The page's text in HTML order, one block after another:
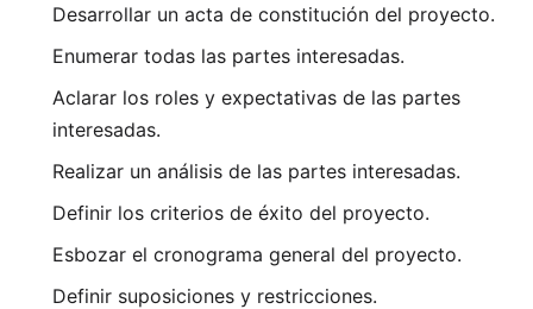
Desarrollar un acta de constitución del proyecto.
Enumerar todas las partes interesadas.
Aclarar los roles y expectativas de las partes
interesadas.
Realizar un análisis de las partes interesadas.
Definir los criterios de éxito del proyecto.
Esbozar el cronograma general del proyecto.
Definir suposiciones y restricciones.